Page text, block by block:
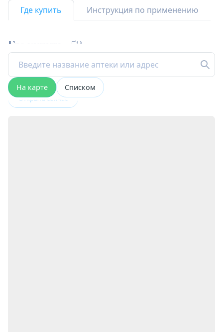
Где купить Инструкция по применению
Где купить 52
На карте Списком
Открыта сейчас